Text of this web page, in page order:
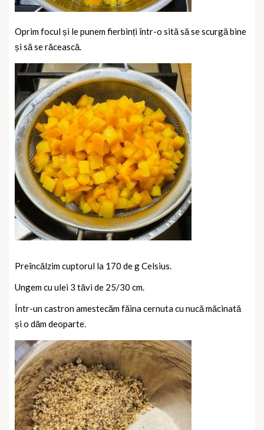
Oprim focul și le punem fierbinți într-o sită să se scurgă bine
și să se răcească.
Preîncălzim cuptorul la 170 de g Celsius.
Ungem cu ulei 3 tăvi de 25/30 cm.
Într-un castron amestecăm făina cernuta cu nucă măcinată
și o dăm deoparte.